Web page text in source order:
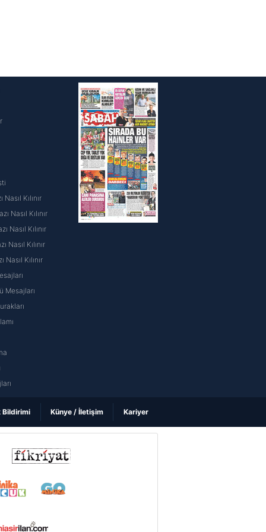
Nasıl Kılınır
Nasıl Kılınır
Nasıl Kılınır
Nasıl Kılınır
Nasıl Kılınır
Mesajları
Bildirimi Künye / İletişim Kariyer